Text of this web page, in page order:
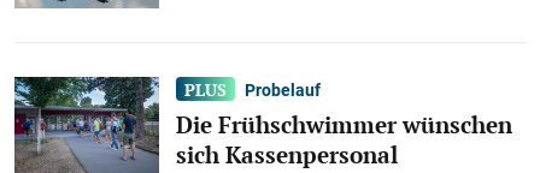
Probelauf
Die Frühschwimmer wünschen
sich Kassenpersonal